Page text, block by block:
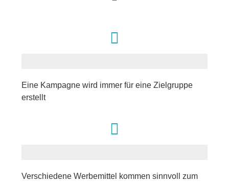
Eine Kampagne wird immer für eine Zielgruppe
erstellt
Verschiedene Werbemittel kommen sinnvoll zum